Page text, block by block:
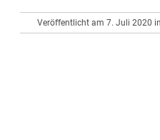
Veröffentlicht am 7. Juli 2020